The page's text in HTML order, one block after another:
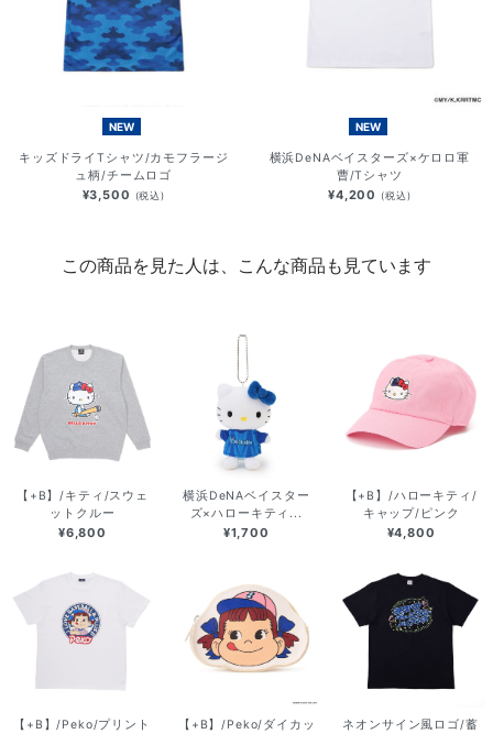
NEW
キッズドライTシャツ/カモフラージ
ュ柄/チームロゴ
¥3,500 (税込)
NEW
横浜DeNAベイスターズ×ケロロ軍
曹/Tシャツ
¥4,200 (税込)
この商品を見た人は、こんな商品も見ています
【+B】/キティ/スウェ
ットクルー
¥6,800
横浜DeNAベイスター
ズ×ハローキティ...
¥1,700
【+B】/ハローキティ/
キャップ/ピンク
¥4,800
【+B】/Peko/プリント
【+B】/Peko/ダイカッ
ネオンサイン風ロゴ/蓄